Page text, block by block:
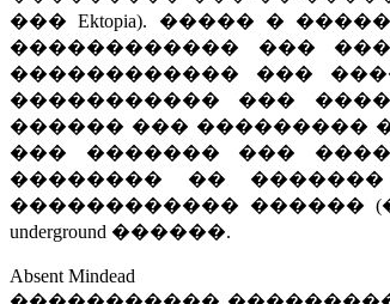
��� Ektopia). ����� �
������������ ���
������������ ���
����������� ���
������ ��� ���������
��� ������� ���
�������� ��
������������ ������
underground ������.
Absent Mindead